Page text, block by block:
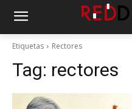
Etiquetas Rectores
Tag: rectores